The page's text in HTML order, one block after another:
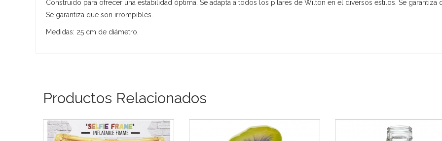
Construido para ofrecer una estabilidad óptima. Se adapta a todos los pilares de Wilton en el diversos estilos. Se garantiza
Se garantiza que son irrompibles.
Medidas: 25 cm de diámetro.
Productos Relacionados